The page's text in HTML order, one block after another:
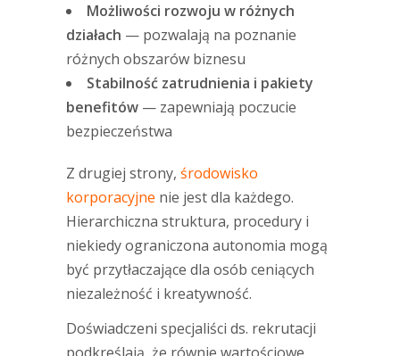
Możliwości rozwoju w różnych
działach — pozwalają na poznanie
różnych obszarów biznesu
Stabilność zatrudnienia i pakiety
benefitów — zapewniają poczucie
bezpieczeństwa
Z drugiej strony, środowisko
korporacyjne nie jest dla każdego.
Hierarchiczna struktura, procedury i
niekiedy ograniczona autonomia mogą
być przytłaczające dla osób ceniących
niezależność i kreatywność.
Doświadczeni specjaliści ds. rekrutacji